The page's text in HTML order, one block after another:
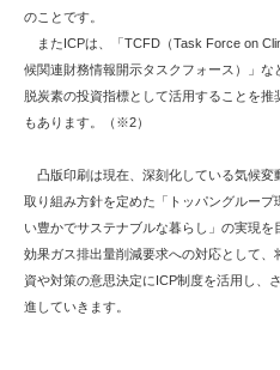
のことです。
またICPは、「TCFD（Task Force on
候関連財務情報開示タスクフォース）」
脱炭素の投資指標として活用することを
もあります。（※2）
凸版印刷は現在、深刻化している気候変
取り組み方針を定めた「トッパングルー
い豊かでサステナブルな暮らし」の実現
効果ガス排出量削減要求への対応として
資や対策の意思決定にICP制度を活用し、
進していきます。